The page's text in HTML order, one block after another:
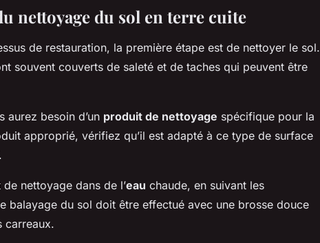
nettoyage du sol en terre cuite
de restauration, la première étape est de nettoyer le sol.
souvent couverts de saleté et de taches qui peuvent être
aurez besoin d’un produit de nettoyage spécifique pour la
approprié, vérifiez qu’il est adapté à ce type de surface
nettoyage dans de l’eau chaude, en suivant les
balayage du sol doit être effectué avec une brosse douce
carreaux.